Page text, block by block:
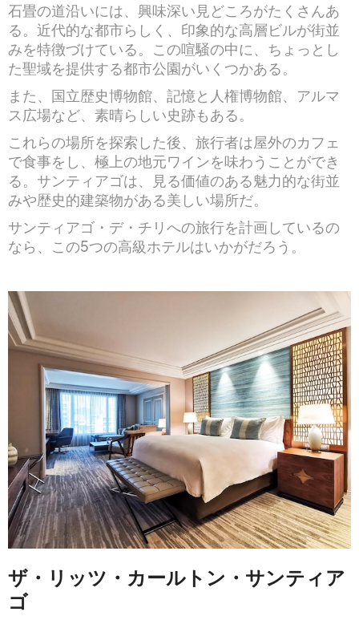
石畳の道沿いには、興味深い見どころがたくさんあ
る。近代的な都市らしく、印象的な高層ビルが街並
みを特徴づけている。この喧騒の中に、ちょっとし
た聖域を提供する都市公園がいくつかある。
また、国立歴史博物館、記憶と人権博物館、アルマ
ス広場など、素晴らしい史跡もある。
これらの場所を探索した後、旅行者は屋外のカフェ
で食事をし、極上の地元ワインを味わうことができ
る。サンティアゴは、見る価値のある魅力的な街並
みや歴史的建築物がある美しい場所だ。
サンティアゴ・デ・チリへの旅行を計画しているの
なら、この5つの高級ホテルはいかがだろう。
ザ・リッツ・カールトン・サンティア
ゴ